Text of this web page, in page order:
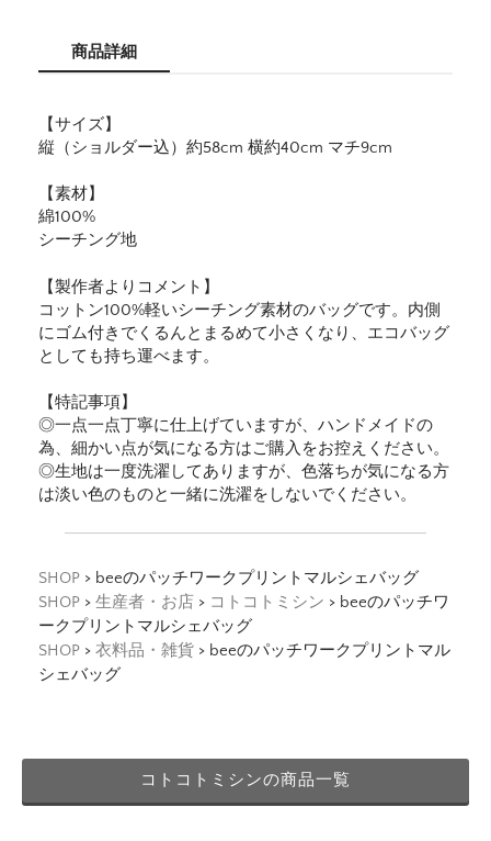
商品詳細
【サイズ】
縦（ショルダー込）約58cm 横約40cm マチ9cm
【素材】
綿100%
シーチング地
【製作者よりコメント】
コットン100%軽いシーチング素材のバッグです。内側
にゴム付きでくるんとまるめて小さくなり、エコバッグ
としても持ち運べます。
【特記事項】
◎一点一点丁寧に仕上げていますが、ハンドメイドの
為、細かい点が気になる方はご購入をお控えください。
◎生地は一度洗濯してありますが、色落ちが気になる方
は淡い色のものと一緒に洗濯をしないでください。
SHOP > beeのパッチワークプリントマルシェバッグ
SHOP > 生産者・お店 > コトコトミシン > beeのパッチワ
ークプリントマルシェバッグ
SHOP > 衣料品・雑貨 > beeのパッチワークプリントマル
シェバッグ
コトコトミシンの商品一覧